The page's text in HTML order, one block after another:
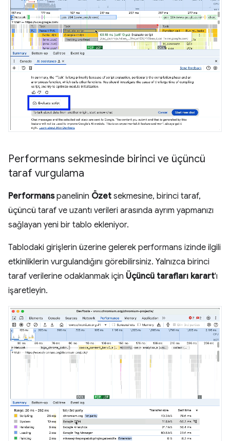
Performans sekmesinde birinci ve üçüncü
taraf vurgulama
Performanspanelinin Özet sekmesine, birinci taraf,
üçüncü taraf ve uzantı verileri arasında ayrım yapmanızı
sağlayan yeni bir tablo ekleniyor.
Tablodaki girişlerin üzerine gelerek performans izinde ilgili
etkinliklerin vurgulandığını görebilirsiniz. Yalnızca birinci
taraf verilerine odaklanmak için Üçüncü tarafları karart'ı
işaretleyin.